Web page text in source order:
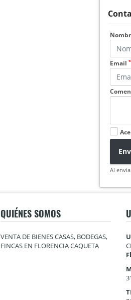
Email *
Al
QUIÉNES SOMOS
VENTA DE BIENES CASAS, BODEGAS,
FINCAS EN FLORENCIA CAQUETA